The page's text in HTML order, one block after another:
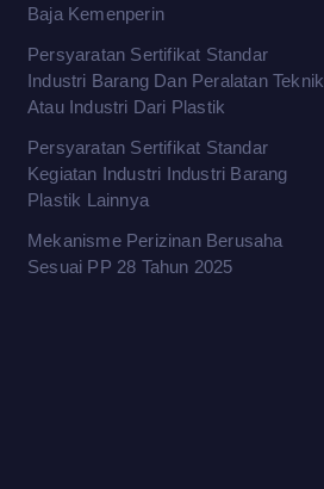
Baja Kemenperin
Persyaratan Sertifikat Standar
Industri Barang Dan Peralatan Teknik
Atau Industri Dari Plastik
Persyaratan Sertifikat Standar
Kegiatan Industri Industri Barang
Plastik Lainnya
Mekanisme Perizinan Berusaha
Sesuai PP 28 Tahun 2025